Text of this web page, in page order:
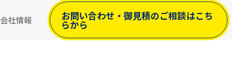
会社情報 お問い合わせ ・御見積のご相談はこち
らから